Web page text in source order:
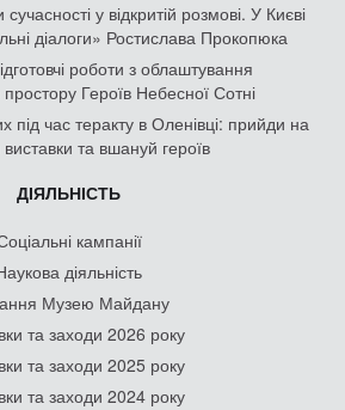
у відкритій розмові. У Києві
діалоги» Ростислава Прокопюка
роботи з облаштування
Героїв Небесної Сотні
під час теракту в Оленівці: прийди на
виставки та вшануй героїв
ДІЯЛЬНІСТЬ
кампанії
діяльність
Музею Майдану
та заходи 2026 року
та заходи 2025 року
та заходи 2024 року